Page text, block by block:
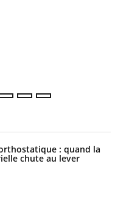
: quand la
chute au lever